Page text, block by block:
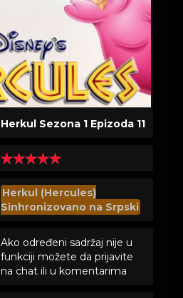
Herkul Sezona 1 Epizoda 11
Herkul (Hercules)
Sinhronizovano na Srpski
Ako određeni sadržaj nije u
funkciji možete da prijavite
na chat ili u komentarima